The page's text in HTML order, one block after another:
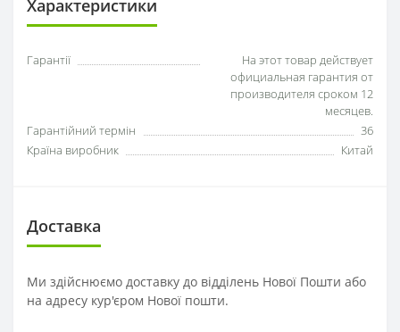
Характеристики
Гарантії
На этот товар действует
официальная гарантия от
производителя сроком 12
месяцев.
Гарантійний термін
36
Країна виробник
Китай
Доставка
Ми здійснюємо доставку до відділень Нової Пошти або
на адресу кур'єром Нової пошти.